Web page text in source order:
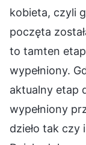
kobieta, czyli
poczęta
to tamten etap
wypełniony.
aktualny etap
wypełniony
dzieło tak czy